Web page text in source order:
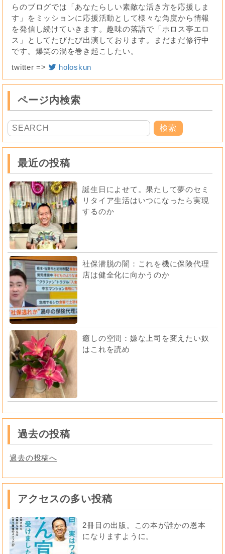
らのブログでは「あなたらしい素敵な活き方を応援しま
す」をミッションに応援活動として様々な角度から情報
を発信し続けていきます。趣味の落語で「ホロス亭エロ
ス」としてたびたび出演しております。まだまだ修行中
です。爆笑の渦を巻き起こしたい。
twitter =>
holoskun
ページ内検索
最近の投稿
誕生日によせて。果たして夢のセミ
リタイア生活はいつになったら実現
するのか
社保潜脱の闇：これを機に保険代理
店は健全化に向かうのか
癒しの空間：嫌な上司を変えたい奴
はこれを読め
過去の投稿
過去の投稿へ
アクセスの多い投稿
2冊目の出版。この本が誰かの恩本
になりますように。